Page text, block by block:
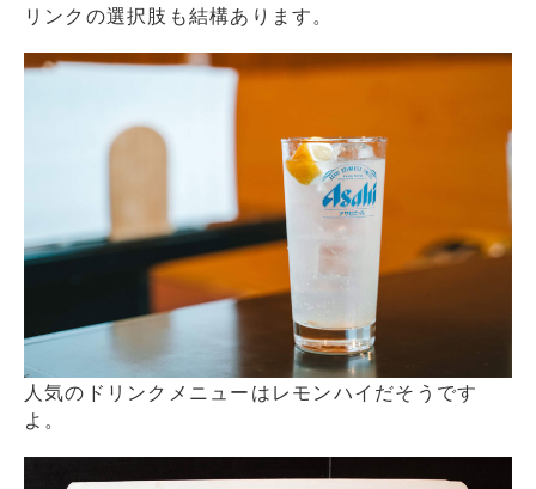
リンクの選択肢も結構あります。
人気のドリンクメニューはレモンハイだそうです
よ。